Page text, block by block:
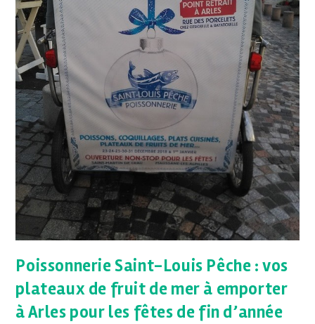
Poissonnerie Saint-Louis Pêche : vos
plateaux de fruit de mer à emporter
à Arles pour les fêtes de fin d’année